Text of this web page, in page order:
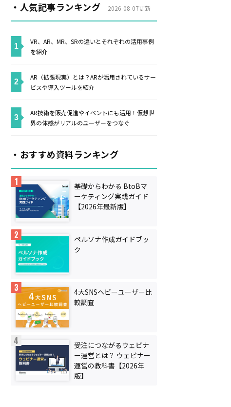
・人気記事ランキング 2026-08-07更新
VR、AR、MR、SRの違いとそれぞれの活用事例
を紹介
AR（拡張現実）とは？ARが活用されているサー
ビスや導入ツールを紹介
AR技術を販売促進やイベントにも活用！仮想世
界の体感がリアルのユーザーをつなぐ
・おすすめ資料ランキング
基礎からわかる BtoBマ
ーケティング実践ガイド
【2026年最新版】
ペルソナ作成ガイドブッ
ク
4大SNSヘビーユーザー比
較調査
受注につながるウェビナ
ー運営とは？ ウェビナー
運営の教科書【2026年
版】